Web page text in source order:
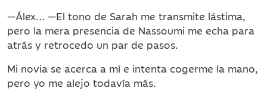
—Álex… —El tono de Sarah me transmite lástima,
pero la mera presencia de Nassoumi me echa para
atrás y retrocedo un par de pasos.
Mi novia se acerca a mí e intenta cogerme la mano,
pero yo me alejo todavía más.